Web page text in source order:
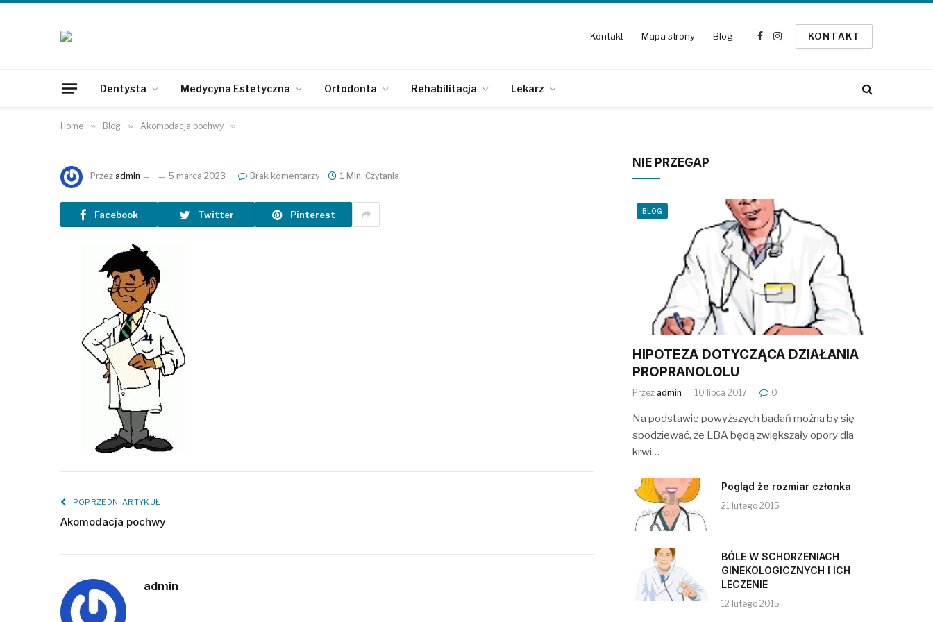
Kontakt Mapa strony Blog
Facebook
Instagram
KONTAKT
Dentysta Medycyna Estetyczna Ortodonta Rehabilitacja Lekarz
Home » Blog » Akomodacja pochwy »
Przez admin 5 marca 2023 Brak komentarzy 1 Min. Czytania
Facebook Twitter Pinterest
POPRZEDNI ARTYKUŁ
Akomodacja pochwy
admin
NIE PRZEGAP
BLOG
HIPOTEZA DOTYCZĄCA DZIAŁANIA
PROPRANOLOLU
Przez admin 10 lipca 2017 0
Na podstawie powyższych badań można by się
spodziewać, że LBA będą zwiększały opory dla
krwi…
Pogląd że rozmiar członka
21 lutego 2015
BÓLE W SCHORZENIACH
GINEKOLOGICZNYCH I ICH
LECZENIE
12 lutego 2015